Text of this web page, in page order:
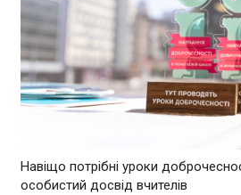
Навіщо потрібні уроки
особистий досвід вчителів